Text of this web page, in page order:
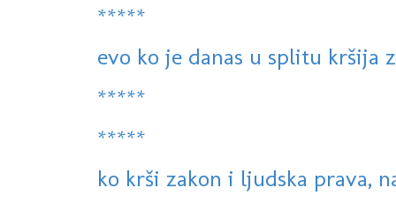
*****
evo ko je danas u splitu kršija
*****
*****
ko krši zakon i ljudska prava,